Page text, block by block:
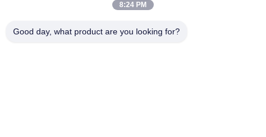
Maximum de diamètre de remontage 1000 mm Machine de
commande PLC
8:24 PM
Good day, what product are you looking for?